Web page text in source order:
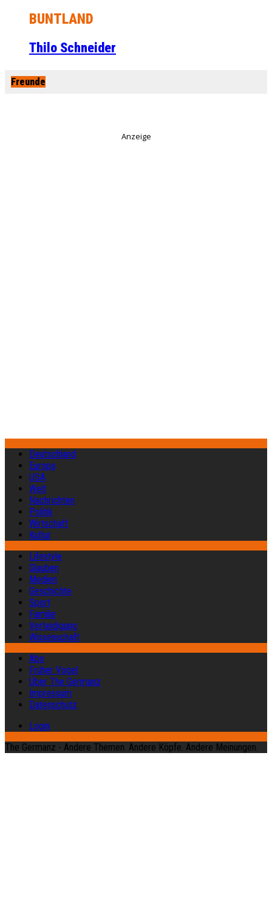
BUNTLAND
Thilo Schneider
Freunde
Anzeige
Deutschland
Europa
USA
Welt
Nachrichten
Politik
Wirtschaft
Kultur
Lifestyle
Glauben
Medien
Geschichte
Sport
Familie
Verteidigung
Wissenschaft
Abo
Früher Vogel
Über The Germanz
Impressum
Datenschutz
Login
The Germanz - Andere Themen. Andere Köpfe. Andere Meinungen.